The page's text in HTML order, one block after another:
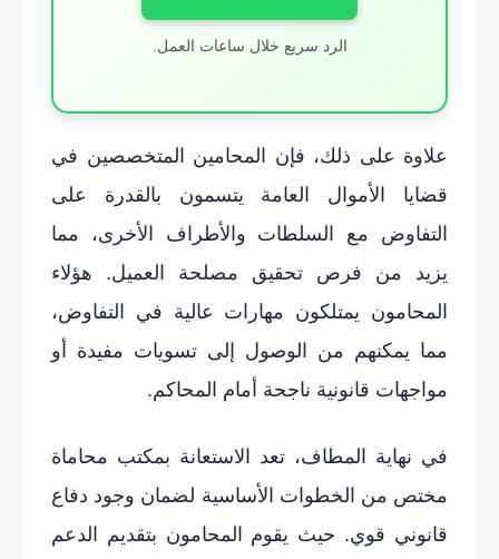
الرد سريع خلال ساعات العمل.
علاوة على ذلك، فإن المحامين المتخصصين في
قضايا الأموال العامة يتسمون بالقدرة على
التفاوض مع السلطات والأطراف الأخرى، مما
يزيد من فرص تحقيق مصلحة العميل. هؤلاء
المحامون يمتلكون مهارات عالية في التفاوض،
مما يمكنهم من الوصول إلى تسويات مفيدة أو
مواجهات قانونية ناجحة أمام المحاكم.
في نهاية المطاف، تعد الاستعانة بمكتب محاماة
مختص من الخطوات الأساسية لضمان وجود دفاع
قانوني قوي. حيث يقوم المحامون بتقديم الدعم